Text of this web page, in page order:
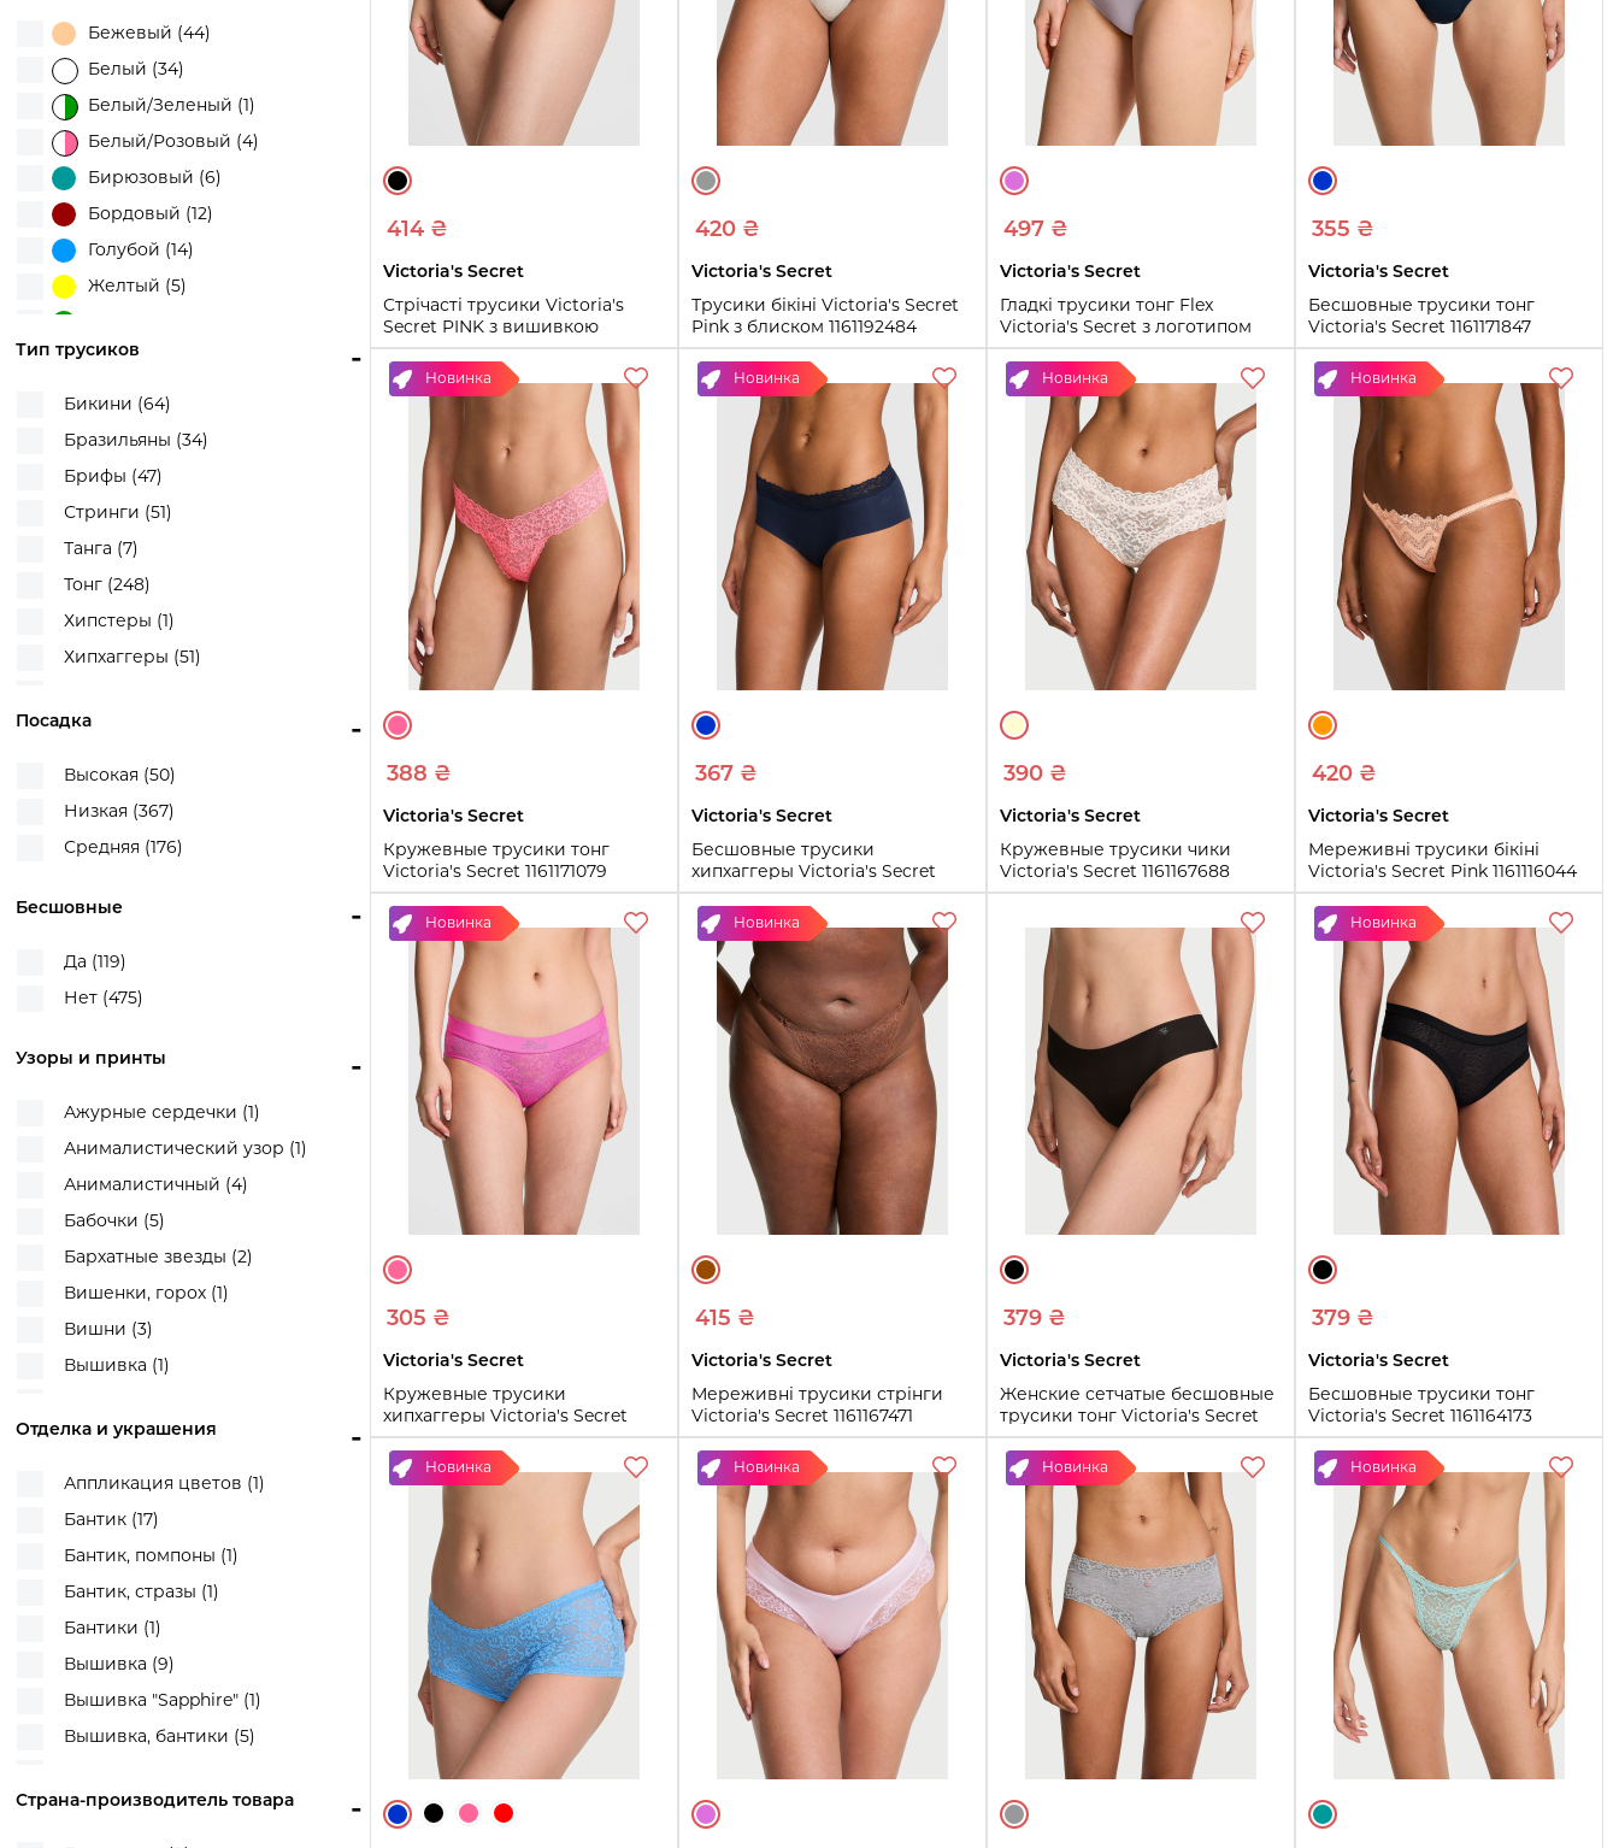
Бежевый (44)
Белый (34)
Белый/Зеленый (1)
Белый/Розовый (4)
Бирюзовый (6)
Бордовый (12)
Голубой (14)
Желтый (5)
Коричневый (42)
Красный (28)
Леопардовый (27)
Молочный (25)
Оранжевый (9)
Разные цвета (3)
Розовый (106)
Салатовый (3)
Серый (32)
Сиреневый (20)
Черный (148)
Черный/Белый (1)
Черный/Красный (2)
Черный/Розовый (1)
-
Тип трусиков
Бикини (64)
Бразильяны (34)
Брифы (47)
Стринги (51)
Танга (7)
Тонг (248)
Хипстеры (1)
Хипхаггеры (51)
Шортики (45)
-
Посадка
Высокая (50)
Низкая (367)
Средняя (176)
-
Бесшовные
Да (119)
Нет (475)
-
Узоры и принты
Ажурные сердечки (1)
Анималистический узор (1)
Анималистичный (4)
Бабочки (5)
Бархатные звезды (2)
Вишенки, горох (1)
Вишни (3)
Вышивка (1)
Геометрический узор, логотип
Горошек (14)
Горошек, бантики (1)
Есть (15)
Клетка (1)
Клетчатый принт (8)
Клетчатый узор (2)
Леопардовый принт (12)
Леопардовый принт, логотип
Леопардовый узор (2)
Логотип бренда (100)
-
Отделка и украшения
Аппликация цветов (1)
Бантик (17)
Бантик, помпоны (1)
Бантик, стразы (1)
Бантики (1)
Вышивка (9)
Вышивка "Sapphire" (1)
Вышивка, бантики (5)
Горошек (1)
-
Страна-производитель товара
414 ₴
Victoria's Secret
Стрічасті трусики Victoria's
Secret PINK з вишивкою
1161193940 (Чорний XS)
XS
S M
Купить
420 ₴
Victoria's Secret
Трусики бікіні Victoria's Secret
Pink з блиском 1161192484
(Сірий XS)
XS
M
Купить
497 ₴
Victoria's Secret
Гладкі трусики тонг Flex
Victoria's Secret з логотипом
1161181027 (Бэзовий M)
M
L
Купить
355 ₴
Victoria's Secret
Бесшовные трусики тонг
Victoria's Secret 1161171847
(Синий L)
L
Новинка
388 ₴
Victoria's Secret
Кружевные трусики тонг
Victoria's Secret 1161171079
(Розовый L)
L
Купить
Новинка
367 ₴
Victoria's Secret
Бесшовные трусики
хипхаггеры Victoria's Secret
Pink с кружевом 1161170694
(Синий L)
Купить
Новинка
390 ₴
Victoria's Secret
Кружевные трусики чики
Victoria's Secret 1161167688
(Молочный L)
Новинка
420 ₴
Victoria's Secret
Мереживні трусики бікіні
Victoria's Secret Pink 1161116044
(Помаранчевий XS)
XS
S M L
Купить
Новинка
305 ₴
Victoria's Secret
Кружевные трусики
хипхаггеры Victoria's Secret
PINK со стразами 1161112547
(Розовый XS)
Новинка
415 ₴
Victoria's Secret
Мереживні трусики стрінги
Victoria's Secret 1161167471
(Коричневий S)
S
M XL
379 ₴
Victoria's Secret
Женские сетчатые бесшовные
трусики тонг Victoria's Secret
1160465307 (Черный S)
S
XL
Купить
Новинка
379 ₴
Victoria's Secret
Бесшовные трусики тонг
Victoria's Secret 1161164173
(Черный L)
L
Купить
Новинка Новинка Новинка Новинка